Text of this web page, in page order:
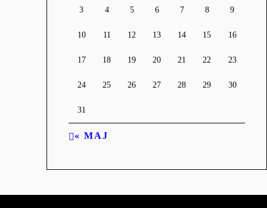
3 4 5 6 7 8 9
10 11 12 13 14 15 16
17 18 19 20 21 22 23
24 25 26 27 28 29 30
31
« MAJ